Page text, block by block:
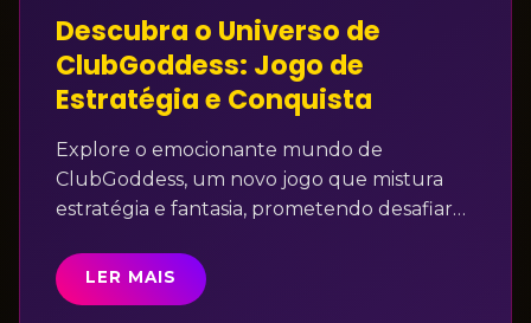
Descubra o Universo de
ClubGoddess: Jogo de
Estratégia e Conquista
Explore o emocionante mundo de
ClubGoddess, um novo jogo que mistura
estratégia e fantasia, prometendo desafiar
imersivo e mecânicas inovadoras.
LER MAIS